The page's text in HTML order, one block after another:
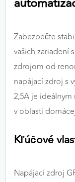
Zabezpečte
vašich zariadení
zdrojom od
napájací zdroj s
2,5A je
v oblasti
Kľúčové
Napájací zdroj
výkon a
Google
zobrazovať
Google Ads